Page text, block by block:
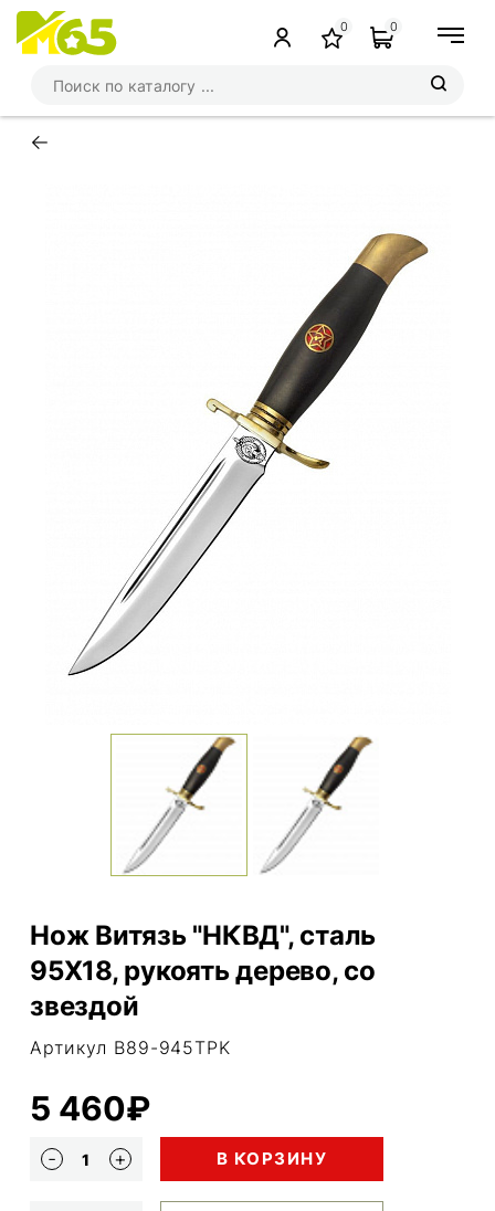
0 0
←
Нож Витязь "НКВД", сталь
95Х18, рукоять дерево, со
звездой
Артикул B89-945TPK
5 460₽
В КОРЗИНУ